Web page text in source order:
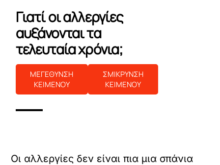
Γιατί οι αλλεργίες
αυξάνονται τα
τελευταία χρόνια;
ΜΕΓΕΘΥΝΣΗ
ΚΕΙΜΕΝΟΥ
ΣΜΙΚΡΥΝΣΗ
ΚΕΙΜΕΝΟΥ
Οι αλλεργίες δεν είναι πια μια σπάνια